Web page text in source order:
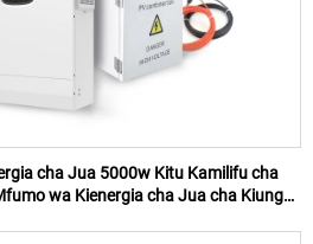
cha Jua 5000w Kitu Kamilifu cha
wa Kienergia cha Jua cha Kiungo